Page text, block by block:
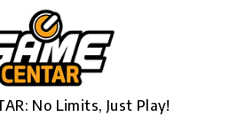
No Limits, Just Play!